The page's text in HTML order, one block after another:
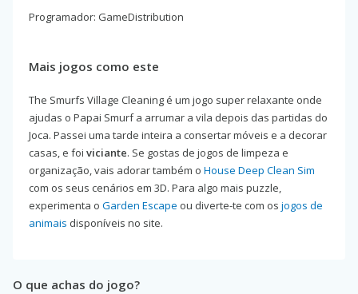
Programador: GameDistribution
Mais jogos como este
The Smurfs Village Cleaning é um jogo super relaxante onde
ajudas o Papai Smurf a arrumar a vila depois das partidas do
Joca. Passei uma tarde inteira a consertar móveis e a decorar
casas, e foi viciante. Se gostas de jogos de limpeza e
organização, vais adorar também o House Deep Clean Sim
com os seus cenários em 3D. Para algo mais puzzle,
experimenta o Garden Escape ou diverte-te com os jogos de
animais disponíveis no site.
O que achas do jogo?